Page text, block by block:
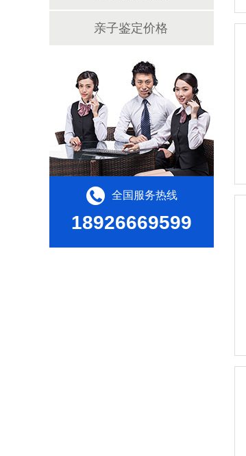
亲子鉴定价格
全国服务热线
18926669599